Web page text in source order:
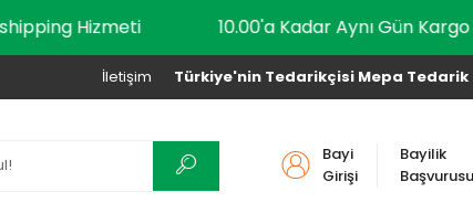
Hizmeti 10.00'a Kadar Aynı Gün
Türkiye'nin Tedarikçisi Mepa Tedarik
İletişim
Bayi
Girişi
Bayilik
Başvurusu